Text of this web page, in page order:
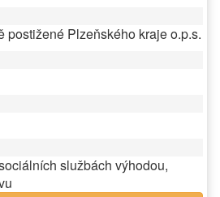
postižené Plzeňského kraje o.p.s.
službách výhodou,